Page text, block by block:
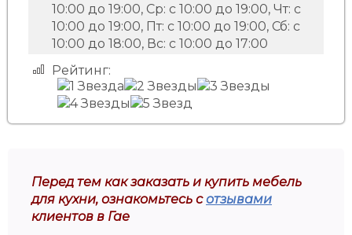
10:00 до 19:00, Ср: с 10:00 до 19:00, Чт: с
10:00 до 19:00, Пт: с 10:00 до 19:00, Сб: с
10:00 до 18:00, Вс: с 10:00 до 17:00
Рейтинг:
Перед тем как заказать и купить мебель
для кухни, ознакомьтесь сотзывами
клиентов в Гае